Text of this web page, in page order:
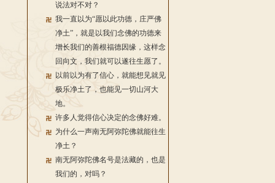
说法对不对？
我一直以为“愿以此功德，庄严佛
净土”，就是以我们念佛的功德来
增长我们的善根福德因缘，这样念
回向文，我们就可以遂往生愿了。
以前以为有了信心，就能想见就见
极乐净土了，也能见一切山河大
地。
许多人觉得信心决定的念佛好难。
为什么一声南无阿弥陀佛就能往生
净土？
南无阿弥陀佛名号是法藏的，也是
我们的，对吗？